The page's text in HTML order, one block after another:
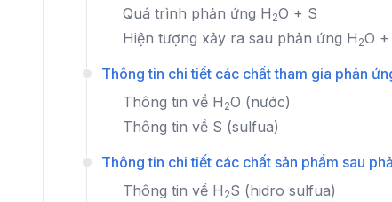
Quá trình phản ứng H 2O + S
Hiện tượng xảy ra sau phản ứng H 2O +
Thông tin chi tiết các chất tham gia phản
Thông tin về H 2O (nước)
Thông tin về S (sulfua)
Thông tin chi tiết các chất sản phẩm sau
Thông tin về H 2S (hidro sulfua)